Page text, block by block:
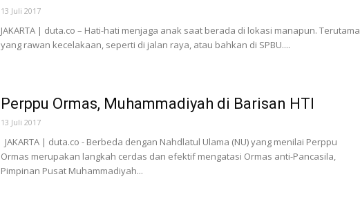
13 Juli 2017
JAKARTA | duta.co – Hati-hati menjaga anak saat berada di lokasi manapun. Terutama
yang rawan kecelakaan, seperti di jalan raya, atau bahkan di SPBU....
Perppu Ormas, Muhammadiyah di Barisan HTI
13 Juli 2017
JAKARTA | duta.co - Berbeda dengan Nahdlatul Ulama (NU) yang menilai Perppu
Ormas merupakan langkah cerdas dan efektif mengatasi Ormas anti-Pancasila,
Pimpinan Pusat Muhammadiyah...